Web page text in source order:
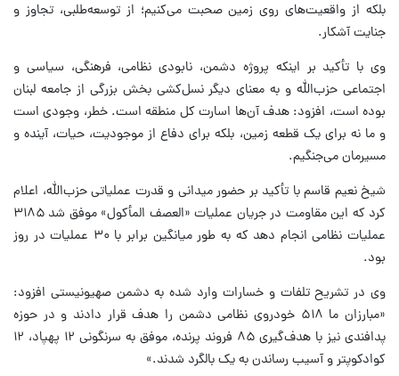
بلکه از واقعیت‌های روی زمین صحبت می‌کنیم؛ از توسعه‌طلبی، تجاوز و
جنایت آشکار.
وی با تأکید بر اینکه پروژه دشمن، نابودی نظامی، فرهنگی، سیاسی و
اجتماعی حزب‌الله و به معنای دیگر نسل‌کشی بخش بزرگی از جامعه لبنان
بوده است، افزود: هدف آن‌ها اسارت کل منطقه است. خطر، وجودی است
و ما نه برای یک قطعه زمین، بلکه برای دفاع از موجودیت، حیات، آینده و
مسیرمان می‌جنگیم.
شیخ نعیم قاسم با تأکید بر حضور میدانی و قدرت عملیاتی حزب‌الله، اعلام
کرد که این مقاومت در جریان عملیات «العصف المأکول» موفق شد ۳۱۸۵
عملیات نظامی انجام دهد که به طور میانگین برابر با ۳۰ عملیات در روز
بود.
وی در تشریح تلفات و خسارات وارد شده به دشمن صهیونیستی افزود:
«مبارزان ما ۵۱۸ خودروی نظامی دشمن را هدف قرار دادند و در حوزه
پدافندی نیز با هدف‌گیری ۸۵ فروند پرنده، موفق به سرنگونی ۱۲ پهپاد، ۱۲
کوادکوپتر و آسیب رساندن به یک بالگرد شدند.»